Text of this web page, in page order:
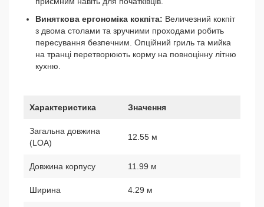
Виняткова ергономіка кокпіта: Величезний кокпіт
з двома столами та зручними проходами робить
пересування безпечним. Опційний гриль та мийка
на транці перетворюють корму на повноцінну літню
кухню.
Характеристика Значення
Загальна довжина
(LOA)
12.55 м
Довжина корпусу 11.99 м
Ширина 4.29 м